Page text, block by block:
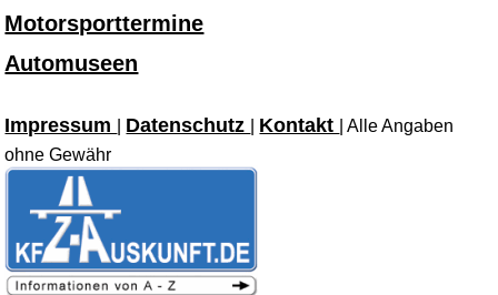
Motorsporttermine
Automuseen
Impressum Datenschutz Kontakt
| Alle Angaben
ohne Gewähr